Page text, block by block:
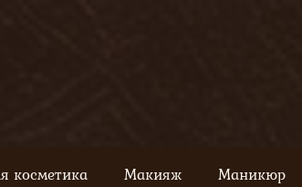
косметика Макияж Маникюр